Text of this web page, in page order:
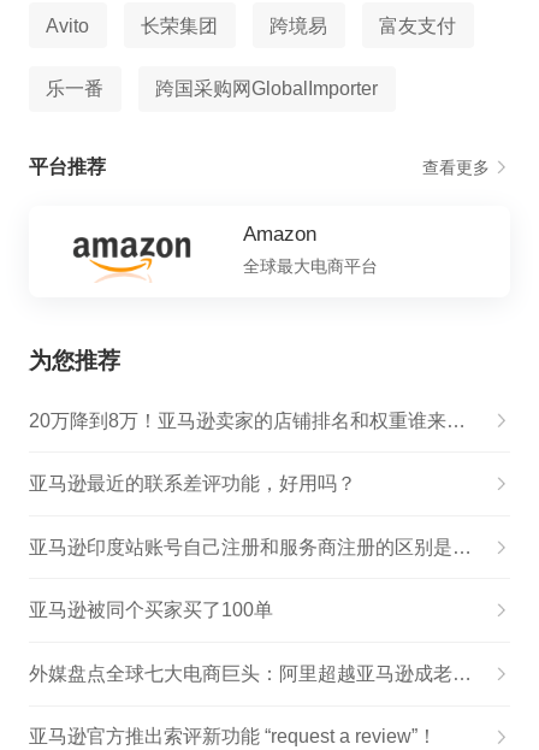
Avito 长荣集团 跨境易 富友支付
乐一番 跨国采购网GlobalImporter
平台推荐 查看更多
Amazon
全球最大电商平台
为您推荐
20万降到8万！亚马逊卖家的店铺排名和权重谁来拯救？
亚马逊最近的联系差评功能，好用吗？
亚马逊印度站账号自己注册和服务商注册的区别是什么？
亚马逊被同个买家买了100单
外媒盘点全球七大电商巨头：阿里超越亚马逊成老大，京东闯入前三
亚马逊官方推出索评新功能 “request a review”！